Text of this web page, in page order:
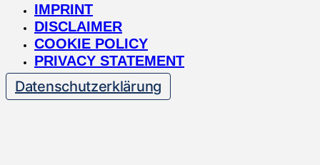
IMPRINT
DISCLAIMER
COOKIE POLICY
PRIVACY STATEMENT
Datenschutzerklärung